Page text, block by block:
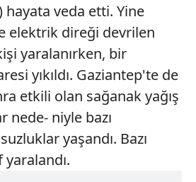
hayata veda etti. Yine
elektrik direği devrilen
yaralanırken, bir
yıkıldı. Gaziantep'te de
etkili olan sağanak yağış
nede- niyle bazı
yaşandı. Bazı